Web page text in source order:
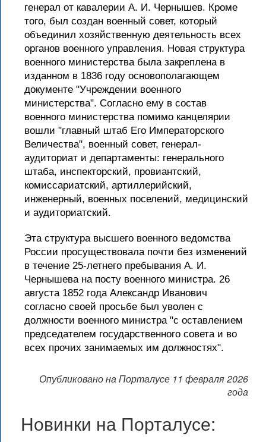
генерал от кавалерии А. И. Чернышев. Кроме
того, был создан военный совет, который
объединил хозяйственную деятельность всех
органов военного управления. Новая структура
военного министерства была закреплена в
изданном в 1836 году основополагающем
документе "Учреждении военного
министерства". Согласно ему в состав
военного министерства помимо канцелярии
вошли "главный штаб Его Императорского
Величества", военный совет, генерал-
аудиториат и департаменты: генерального
штаба, инспекторский, провиантский,
комиссариатский, артиллерийский,
инженерный, военных поселений, медицинский
и аудиториатский.
Эта структура высшего военного ведомства
России просуществовала почти без изменений
в течение 25-летнего пребывания А. И.
Чернышева на посту военного министра. 26
августа 1852 года Александр Иванович
согласно своей просьбе был уволен с
должности военного министра "с оставлением
председателем государственного совета и во
всех прочих занимаемых им должностях".
Опубликовано на Порталусе 11 февраля 2026
года
Новинки на Порталусе: